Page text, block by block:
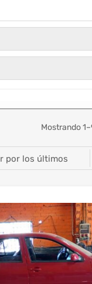
Mostrando